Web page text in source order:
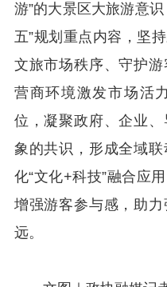
游”的大景区大旅游意
五”规划重点内容，坚
文旅市场秩序、守护
营商环境激发市场活
位，凝聚政府、企业
象的共识，形成全域
化“文化+科技”融合应
增强游客参与感，助
远。